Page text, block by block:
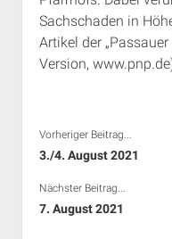
Rechte
Rechte
RSS-
Sachschaden in
Artikel der
Version,
Vorheriger Beitrag...
3./4. August 2021
Nächster Beitrag...
7. August 2021